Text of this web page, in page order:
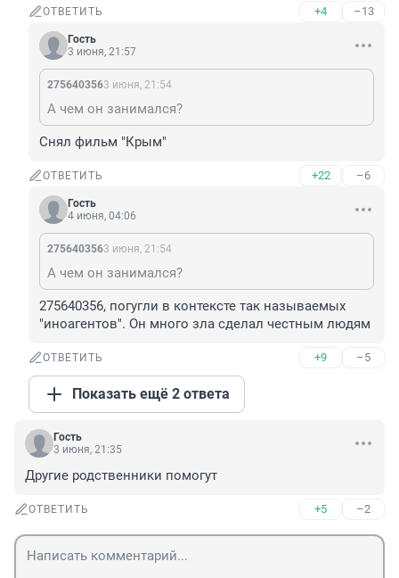
ОТВЕТИТЬ +4 –13
Гость
3 июня, 21:57
2756403563 июня, 21:54
А чем он занимался?
Снял фильм "Крым"
ОТВЕТИТЬ +22 –6
Гость
4 июня, 04:06
2756403563 июня, 21:54
А чем он занимался?
275640356, погугли в контексте так называемых
"иноагентов". Он много зла сделал честным людям
ОТВЕТИТЬ +9 –5
Показать ещё 2 ответа
Гость
3 июня, 21:35
Другие родственники помогут
ОТВЕТИТЬ +5 –2